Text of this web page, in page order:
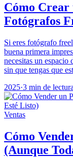
Cómo
Fotógrafos
Si eres fotógrafo
buena primera
necesitas un
sin que tengas que
2025·3 min de lectura
Ventas
Cómo
(Aunque